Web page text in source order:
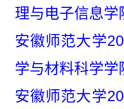
理与电子信息学
安徽师范大学
学与材料科学学
安徽师范大学